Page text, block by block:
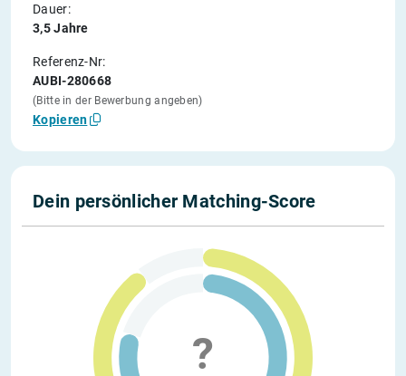
Dauer:
3,5 Jahre
Referenz-Nr:
AUBI-280668
(Bitte in der Bewerbung angeben)
Kopieren
Dein persönlicher Matching-Score